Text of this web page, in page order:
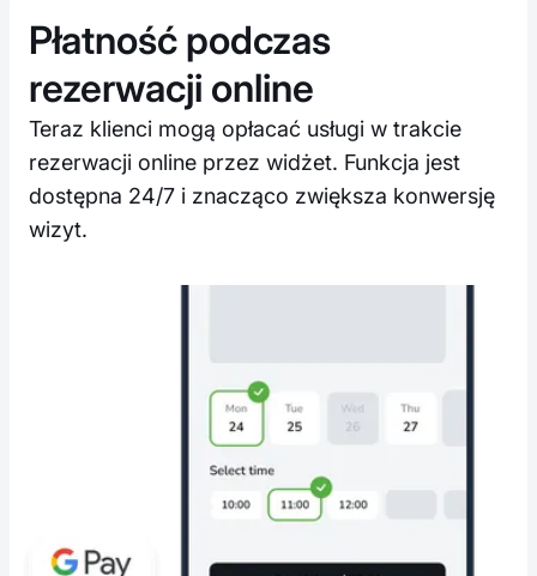
Płatność podczas
rezerwacji online
Teraz klienci mogą opłacać usługi w trakcie
rezerwacji online przez widżet. Funkcja jest
dostępna 24/7 i znacząco zwiększa konwersję
wizyt.